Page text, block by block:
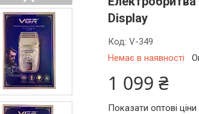
Display
Немає в наявності
Код:V-349
1 099 ₴
Показати оптові ціни